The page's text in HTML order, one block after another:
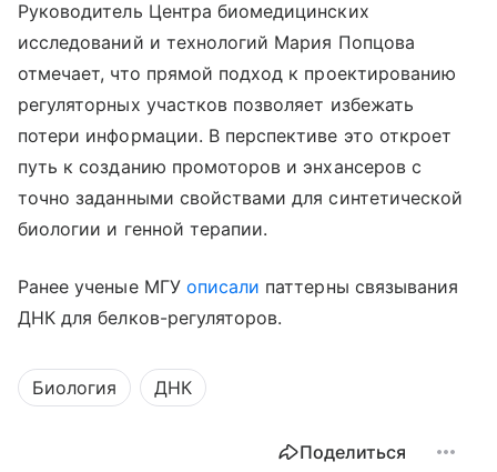
Руководитель Центра биомедицинских
исследований и технологий Мария Попцова
отмечает, что прямой подход к проектированию
регуляторных участков позволяет избежать
потери информации. В перспективе это откроет
путь к созданию промоторов и энхансеров с
точно заданными свойствами для синтетической
биологии и генной терапии.
Ранее ученые МГУ описали паттерны связывания
ДНК для белков-регуляторов.
Биология ДНК
Поделиться